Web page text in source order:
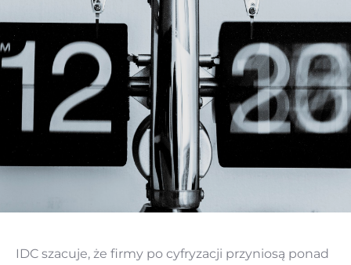
IDC szacuje, że firmy po cyfryzacji przyniosą ponad